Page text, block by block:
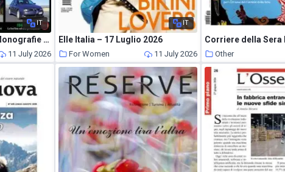
IT
Youngtimer & Retro Monografie – Alfa Romeo – Novembre-Dicembre 2024
11 July 2026
IT
Elle Italia – 17 Luglio 2026
For Women 11 July 2026 Other